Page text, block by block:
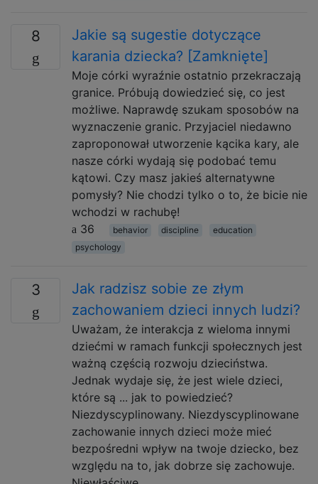
8
Jakie są sugestie dotyczące
karania dziecka? [Zamknięte]
Moje córki wyraźnie ostatnio przekraczają
granice. Próbują dowiedzieć się, co jest
możliwe. Naprawdę szukam sposobów na
wyznaczenie granic. Przyjaciel niedawno
zaproponował utworzenie kącika kary, ale
nasze córki wydają się podobać temu
kątowi. Czy masz jakieś alternatywne
pomysły? Nie chodzi tylko o to, że bicie nie
wchodzi w rachubę!
36
behavior discipline
education
psychology
3
Jak radzisz sobie ze złym
zachowaniem dzieci innych ludzi?
Uważam, że interakcja z wieloma innymi
dziećmi w ramach funkcji społecznych jest
ważną częścią rozwoju dzieciństwa.
Jednak wydaje się, że jest wiele dzieci,
które są ... jak to powiedzieć?
Niezdyscyplinowany. Niezdyscyplinowane
zachowanie innych dzieci może mieć
bezpośredni wpływ na twoje dziecko, bez
względu na to, jak dobrze się zachowuje.